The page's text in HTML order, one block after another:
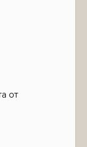
от